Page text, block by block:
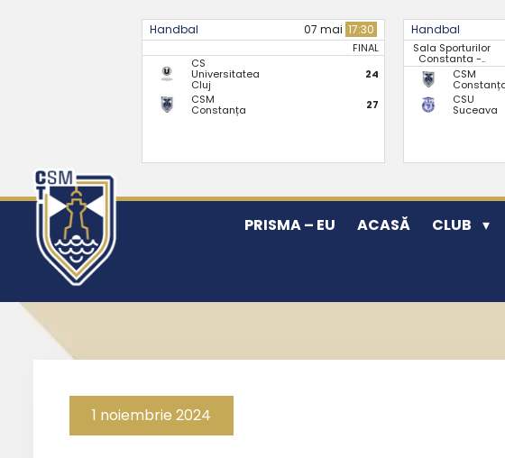
Handbal 07 mai 17:30
FINAL
CS
Universitatea
Cluj
24
CSM
Constanța 27
Handbal
Sala Sporturilor
Constanta -..
CSM
CSU
Suceava
PRISMA – EU ACASĂ CLUB
1 noiembrie 2024